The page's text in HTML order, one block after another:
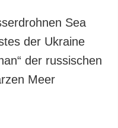
Sea
der Ukraine
der russischen
Meer